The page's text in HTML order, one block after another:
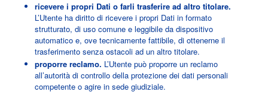
ricevere i propri Dati o farli trasferire ad altro titolare.
L’Utente ha diritto di ricevere i propri Dati in formato
strutturato, di uso comune e leggibile da dispositivo
automatico e, ove tecnicamente fattibile, di ottenerne il
trasferimento senza ostacoli ad un altro titolare.
proporre reclamo. L’Utente può proporre un reclamo
all’autorità di controllo della protezione dei dati personali
competente o agire in sede giudiziale.